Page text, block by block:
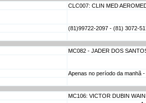
CLC007: CLIN MED
(81)99722-2097 - (81) 3072-
MC082 - JADER DOS
Apenas no período da manhã
MC106: VICTOR DUBIN